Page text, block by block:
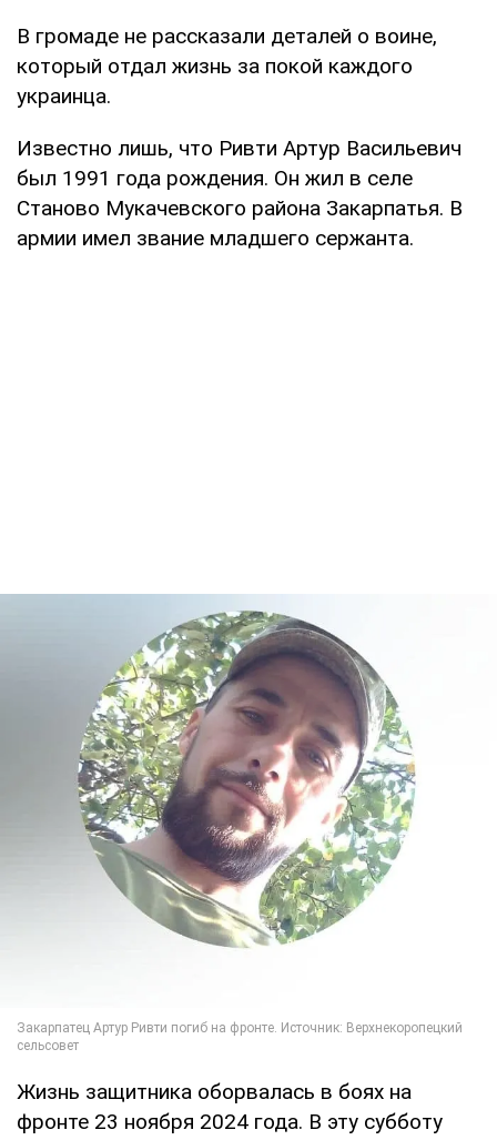
В громаде не рассказали деталей о воине,
который отдал жизнь за покой каждого
украинца.
Известно лишь, что Ривти Артур Васильевич
был 1991 года рождения. Он жил в селе
Станово Мукачевского района Закарпатья. В
армии имел звание младшего сержанта.
Жизнь защитника оборвалась в боях на
фронте 23 ноября 2024 года. В эту субботу